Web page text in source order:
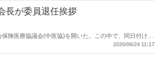
長が委員退任挨拶
険医療協議会(中医協)を開いた。この中で、同日付けで
に際し挨拶をした。
2026/06/24 11:17